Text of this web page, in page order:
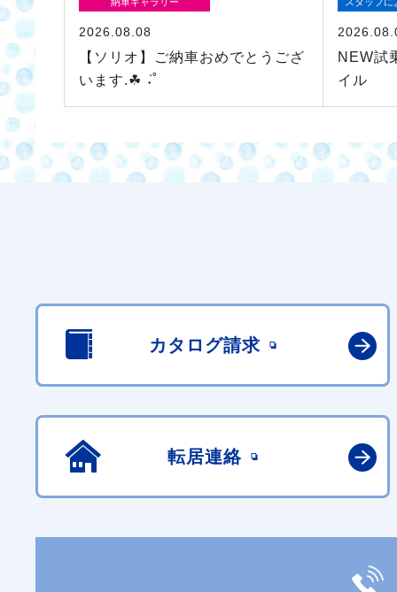
2026.08.08
【ソリオ】ご納車おめでとうござ
います.☘︎ ݁˖˚
NEW試
イル
カタログ請求
転居連絡